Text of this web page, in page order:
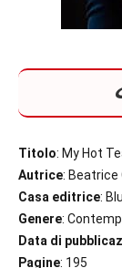
Titolo: My Hot
Autrice: Beatrice
Casa editrice:
Genere:
Data di
Pagine: 195